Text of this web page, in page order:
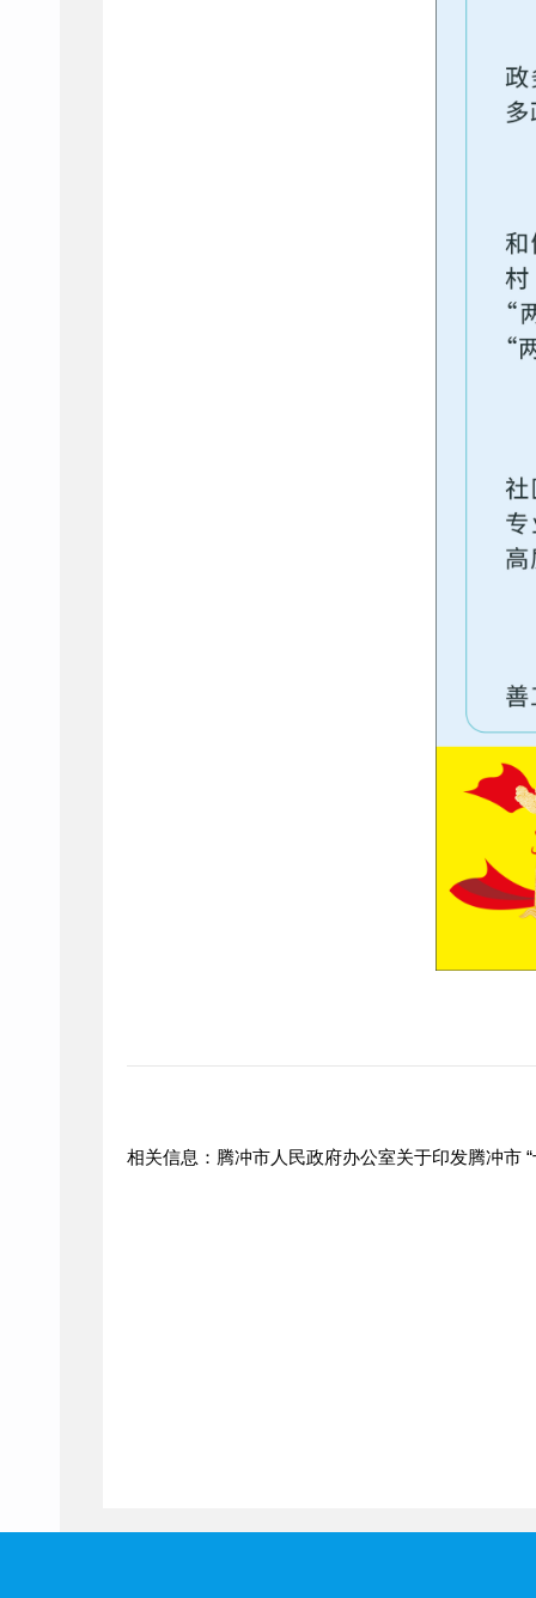
相关信息：腾冲市人民政府办公室关于印发腾冲市